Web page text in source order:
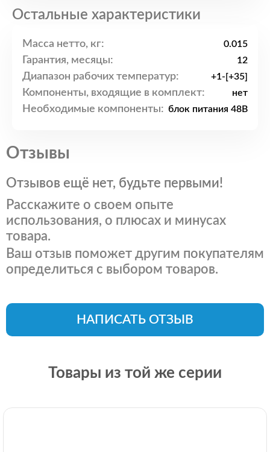
Остальные характеристики
Масса нетто, кг: 0.015
Гарантия, месяцы: 12
Диапазон рабочих температур: +1-[+35]
Компоненты, входящие в комплект: нет
Необходимые компоненты: блок питания 48В
Отзывы
Отзывов ещё нет, будьте первыми!
Расскажите о своем опыте
использования, о плюсах и минусах
товара.
Ваш отзыв поможет другим покупателям
определиться с выбором товаров.
НАПИСАТЬ ОТЗЫВ
Товары из той же серии